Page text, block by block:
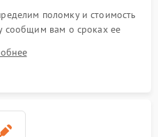
поломку и стоимость
сообщим вам о сроках ее